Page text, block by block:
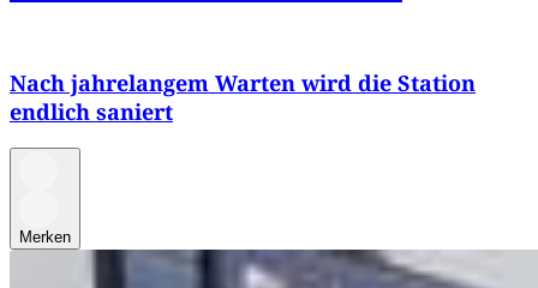
Nach jahrelangem Warten wird die Station
endlich saniert
Merken